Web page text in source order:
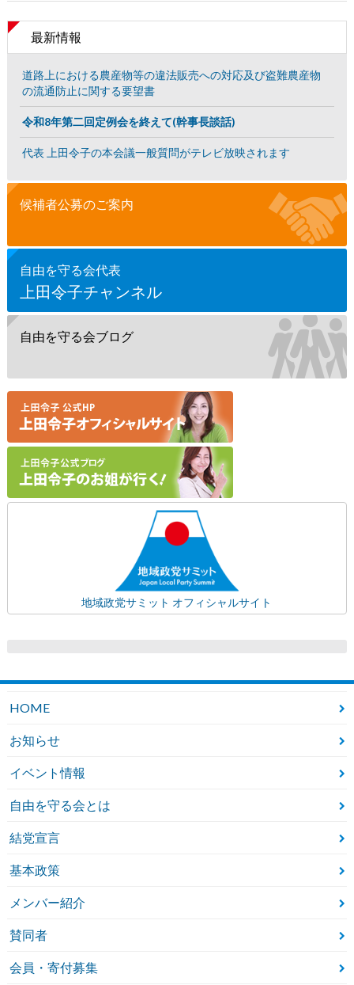
最新情報
道路上における農産物等の違法販売への対応及び盗難農産物
の流通防止に関する要望書
令和8年第二回定例会を終えて(幹事長談話)
代表 上田令子の本会議一般質問がテレビ放映されます
候補者公募のご案内
自由を守る会代表
上田令子チャンネル
自由を守る会ブログ
地域政党サミット オフィシャルサイト
HOME
お知らせ
イベント情報
自由を守る会とは
結党宣言
基本政策
メンバー紹介
賛同者
会員・寄付募集